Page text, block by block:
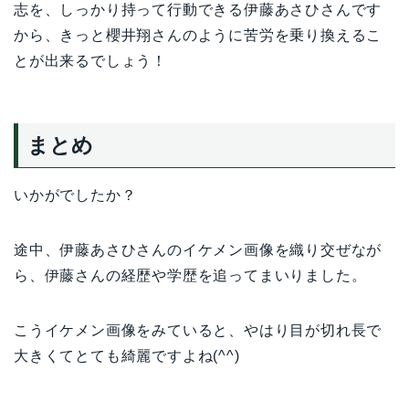
志を、しっかり持って行動できる伊藤あさひさんです
から、きっと櫻井翔さんのように苦労を乗り換えるこ
とが出来るでしょう！
まとめ
いかがでしたか？
途中、伊藤あさひさんのイケメン画像を織り交ぜなが
ら、伊藤さんの経歴や学歴を追ってまいりました。
こうイケメン画像をみていると、やはり目が切れ長で
大きくてとても綺麗ですよね(^^)